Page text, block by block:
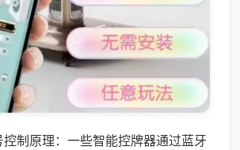
制原理：一些智能控牌器通过蓝牙